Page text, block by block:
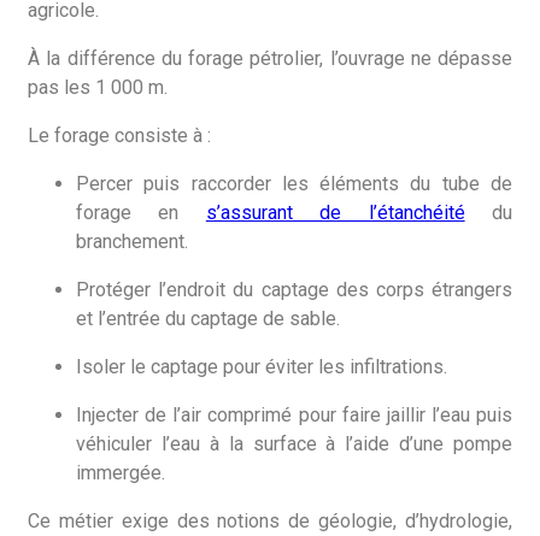
agricole.
À la différence du forage pétrolier, l’ouvrage ne dépasse
pas les 1 000 m.
Le forage consiste à :
Percer puis raccorder les éléments du tube de
forage en s’assurant de l’étanchéitédu
branchement.
Protéger l’endroit du captage des corps étrangers
et l’entrée du captage de sable.
Isoler le captage pour éviter les infiltrations.
Injecter de l’air comprimé pour faire jaillir l’eau puis
véhiculer l’eau à la surface à l’aide d’une pompe
immergée.
Ce métier exige des notions de géologie, d’hydrologie,